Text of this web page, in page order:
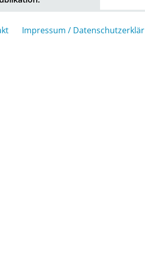
Impressum /